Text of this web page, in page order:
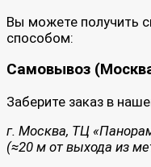
Вы можете получить
способом:
Самовывоз
Заберите заказ в
г. Москва, ТЦ
(≈20 м от выхода из